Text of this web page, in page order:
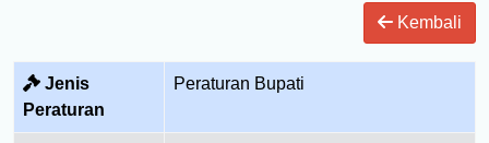
Kembali
Jenis
Peraturan
Peraturan Bupati